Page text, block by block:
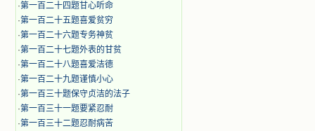
·第一百二十四题甘心听命
·第一百二十五题喜爱贫穷
·第一百二十六题专务神贫
·第一百二十七题外表的甘贫
·第一百二十八题喜爱洁德
·第一百二十九题谨慎小心
·第一百三十题保守贞洁的法子
·第一百三十一题要紧忍耐
·第一百三十二题忍耐病苦